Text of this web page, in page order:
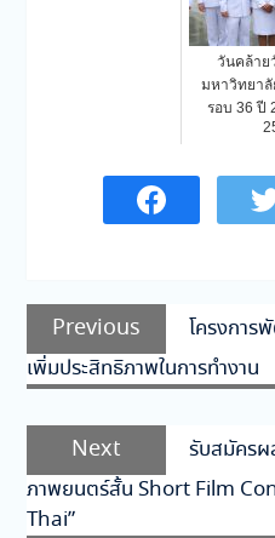
วันคล้าย
มหาวิทยาลั
รอบ 36 ปี
แนะแนว
เรื่อง
Previous
Previous
post:
โครงการ
เพิ่มประสิทธิภาพในการทำงาน
Next
Next
post:
รับสมัครผ
ภาพยนตร์สั้น Short Film
Thai”